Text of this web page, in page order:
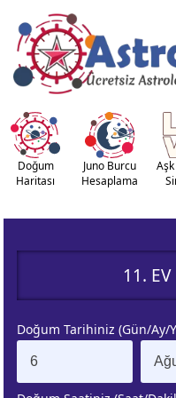
KUZEY AY
DÜĞÜMÜ
Doğum
Haritası
Juno Burcu
Hesaplama
11.
Doğum Tarihiniz (Gün/Ay/